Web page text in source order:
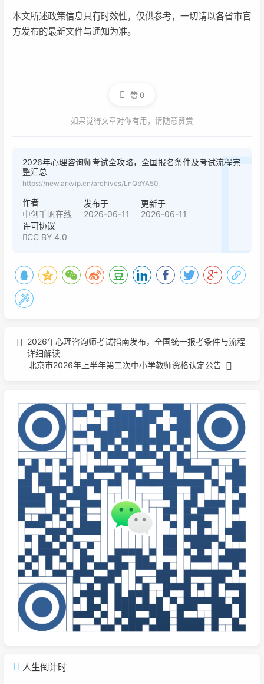
本文所述政策信息具有时效性，仅供参考，一切请以各省市官
方发布的最新文件与通知为准。
赞0
如果觉得文章对你有用，请随意赞赏
2026年心理咨询师考试全攻略，全国报名条件及考试流程完
整汇总
https://new.arkvip.cn/archives/LnQbYA50
作者
中创千帆在线
发布于
2026-06-11
更新于
2026-06-11
许可协议
CC BY 4.0
2026年心理咨询师考试指南发布，全国统一报考条件与流程
详细解读
北京市2026年上半年第二次中小学教师资格认定公告
人生倒计时